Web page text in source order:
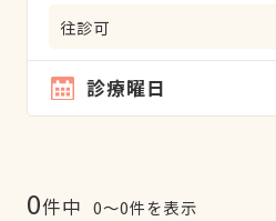
往診可
診療曜日
0件中 0〜0件を表示